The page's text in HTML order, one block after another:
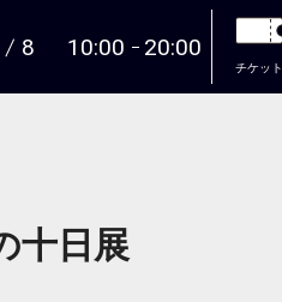
8 10:00 20:00
チケット
十日展